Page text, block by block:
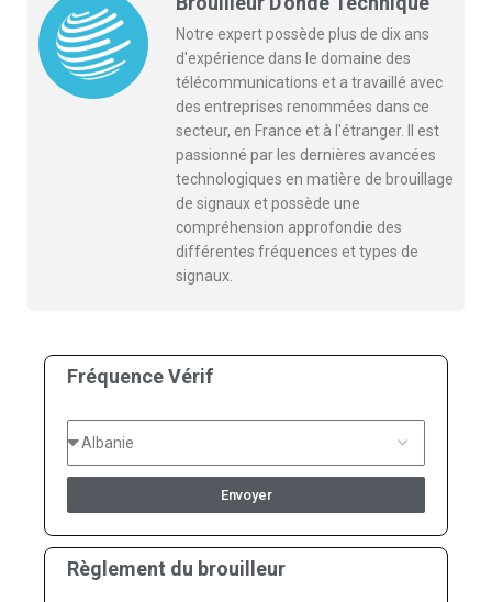
Notre expert possède plus de dix ans
d'expérience dans le domaine des
télécommunications et a travaillé avec
des entreprises renommées dans ce
secteur, en France et à l'étranger. Il est
passionné par les dernières avancées
technologiques en matière de brouillage
de signaux et possède une
compréhension approfondie des
différentes fréquences et types de
signaux.
Fréquence Vérif
Envoyer
Règlement du brouilleur